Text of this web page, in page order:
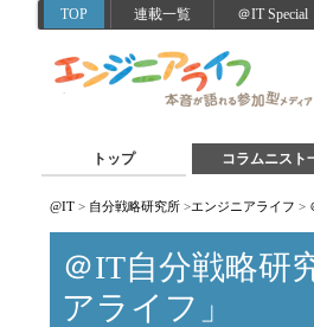
TOP 連載一覧 ＠IT Special
トップ コラムニスト
@IT > 自分戦略研究所 >エンジニアライフ >
＠IT自分戦略研
アライフ」